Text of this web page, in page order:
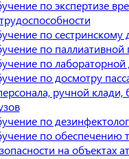
по экспертизе
по сестринскому
по
по лабораторной
по досмотру
ручной клади,
по
по обеспечению
на объектах